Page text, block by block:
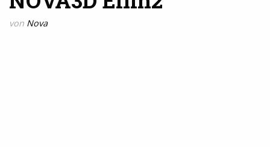
von Nova